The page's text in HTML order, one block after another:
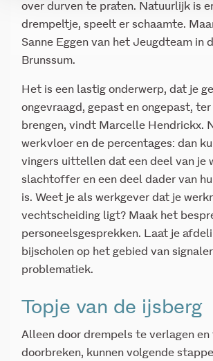
over durven te praten. Natuurlijk is
drempeltje, speelt er schaamte.
Sanne Eggen van het Jeugdteam in
Brunssum.
Het is een lastig onderwerp, dat je
ongevraagd, gepast en ongepast,
brengen, vindt Marcelle Hendrickx.
werkvloer en de percentages: dan
vingers uittellen dat een deel van je
slachtoffer en een deel dader van
is. Weet je als werkgever dat je
vechtscheiding ligt? Maak het
personeelsgesprekken. Laat je
bijscholen op het gebied van
problematiek.
Topje van de ijsberg
Alleen door drempels te verlagen
doorbreken, kunnen volgende